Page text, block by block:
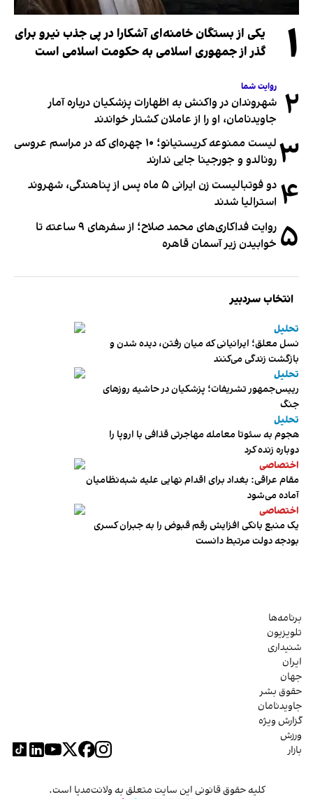
۱
یکی از بستگان خامنه‌ای آشکارا در پی جذب نیرو برای
گذر از جمهوری اسلامی به حکومت اسلامی است
۲ روایت شما
شهروندان در واکنش به اظهارات پزشکیان درباره آمار
جاویدنامان، او را از عاملان کشتار خواندند
۳
لیست ممنوعه کریستیانو؛ ۱۰ چهره‌ای که در مراسم عروسی
رونالدو و جورجینا جایی ندارند
۴
دو فوتبالیست زن ایرانی ۵ ماه پس از پناهندگی، شهروند
استرالیا شدند
۵
روایت فداکاری‌های محمد صلاح؛ از سفرهای ۹ ساعته تا
خوابیدن زیر آسمان قاهره
انتخاب سردبیر
تحلیل
نسل معلق؛ ایرانیانی که میان رفتن، دیده شدن و
بازگشت زندگی می‌کنند
تحلیل
رییس‌جمهور تشریفات؛ پزشکیان در حاشیه روزهای
جنگ
تحلیل
هجوم به سئوتا معامله مهاجرتی قذافی با اروپا را
دوباره زنده کرد
اختصاصی
مقام عراقی: بغداد برای اقدام نهایی علیه شبه‌نظامیان
آماده می‌شود
اختصاصی
یک منبع بانکی افزایش رقم قبوض را به جبران کسری
بودجه دولت مرتبط دانست
برنامه‌ها
تلویزیون
شنیداری
ایران
جهان
حقوق بشر
جاویدنامان
گزارش ویژه
ورزش
بازار
کلیه حقوق قانونی این سایت متعلق به ولانت‌مدیا است.